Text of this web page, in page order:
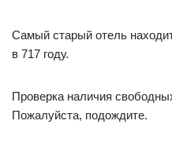
Самый старый отель
в 717 году.
Проверка наличия
Пожалуйста, подождите.